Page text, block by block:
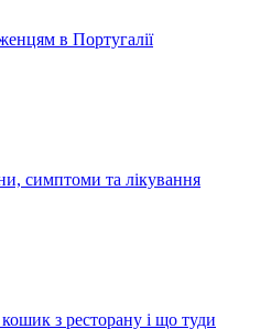
в Португалії
симптоми та лікування
з ресторану і що туди